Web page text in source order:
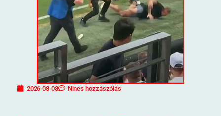
2026-08-08 Nincs hozzászólás